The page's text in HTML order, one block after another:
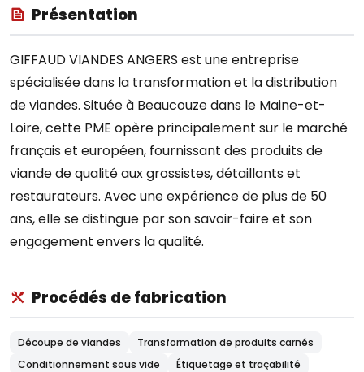
Présentation
GIFFAUD VIANDES ANGERS est une entreprise
spécialisée dans la transformation et la distribution
de viandes. Située à Beaucouze dans le Maine-et-
Loire, cette PME opère principalement sur le marché
français et européen, fournissant des produits de
viande de qualité aux grossistes, détaillants et
restaurateurs. Avec une expérience de plus de 50
ans, elle se distingue par son savoir-faire et son
engagement envers la qualité.
Procédés de fabrication
Découpe de viandes
Transformation de produits carnés
Conditionnement sous vide
Étiquetage et traçabilité